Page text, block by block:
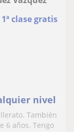
1ª clase gratis
nivel
También
6 años. Tengo